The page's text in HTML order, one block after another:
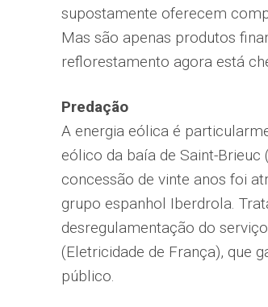
supostamente oferecem
Mas são apenas produtos
reflorestamento agora está
Predação
A energia eólica é
eólico da baía de Saint-
concessão de vinte anos foi
grupo espanhol Iberdrola.
desregulamentação do
(Eletricidade de França), que
público.